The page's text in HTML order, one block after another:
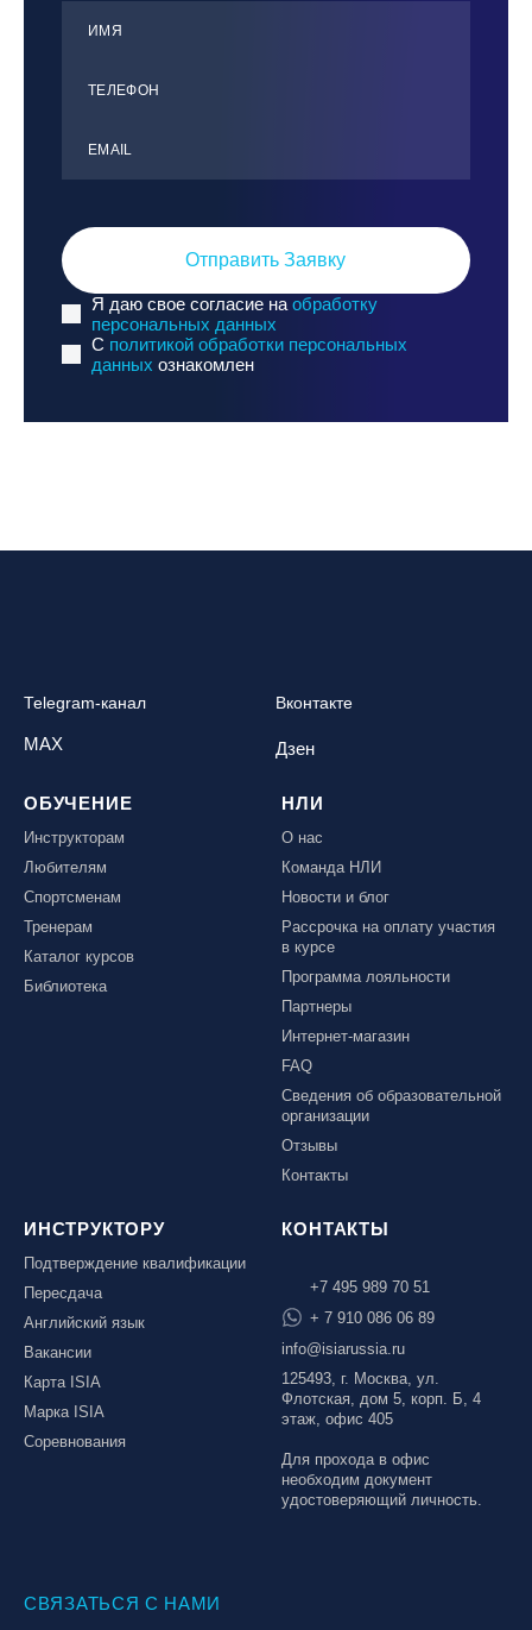
ИМЯ
ТЕЛЕФОН
ЕMАIL
Отправить Заявку
Я даю свое согласие на обработку
персональных данных
C политикой обработки персональных
данных ознакомлен
Telegram-канал Вконтакте
MAX Дзен
ОБУЧЕНИЕ
Инструкторам
Любителям
Спортсменам
Тренерам
Каталог курсов
Библиотека
НЛИ
О нас
Команда НЛИ
Новости и блог
Рассрочка на оплату участия
в курсе
Программа лояльности
Партнеры
Интернет-магазин
FAQ
Сведения об образовательной
организации
Отзывы
Контакты
ИНСТРУКТОРУ
Подтверждение квалификации
Пересдача
Английский язык
Вакансии
Карта ISIA
Марка ISIA
Соревнования
КОНТАКТЫ
+7 495 989 70 51
+ 7 910 086 06 89
info@isiarussia.ru
125493, г. Москва, ул.
Флотская, дом 5, корп. Б, 4
этаж, офис 405
Для прохода в офис
необходим документ
удостоверяющий личность.
СВЯЗАТЬСЯ С НАМИ